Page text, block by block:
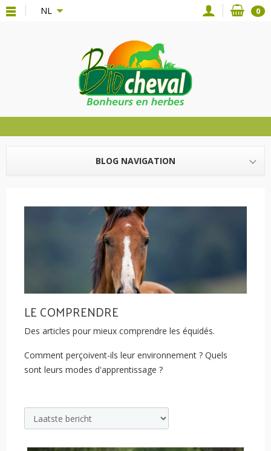
{**} NL 0
BLOG NAVIGATION
LE COMPRENDRE
Des articles pour mieux comprendre les équidés.
Comment perçoivent-ils leur environnement ? Quels
sont leurs modes d'apprentissage ?